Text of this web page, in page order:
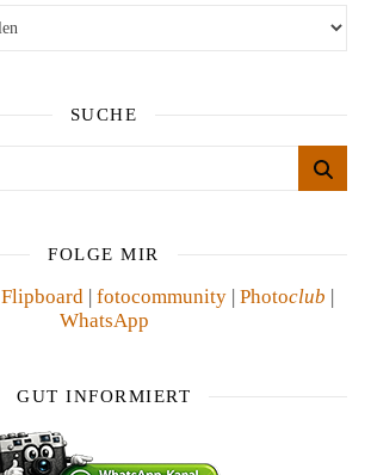
SUCHE
FOLGE MIR
Flipboard| fotocommunity| Photoclub |
WhatsApp
GUT INFORMIERT